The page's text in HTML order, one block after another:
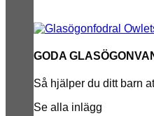
GODA
Så hjälper du ditt barn
Se alla inlägg